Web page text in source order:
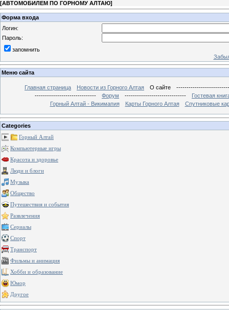
[АВТОМОБИЛЕМ ПО ГОРНОМУ АЛТАЮ]
Форма входа
Логин:
Пароль:
запомнить
Меню сайта
Главная страница Новости из Горного Алтая О сайте
------------------------------
Форум ------------------------------
Гостевая
Горный Алтай - Викимапия
Карты Горного Алтая Спутниковые
Categories
Горный Алтай
Компьютерные игры
Красота и здоровье
Люди и блоги
Музыка
Общество
Путешествия и события
Развлечения
Сериалы
Спорт
Транспорт
Фильмы и анимация
Хобби и образование
Юмор
Другое